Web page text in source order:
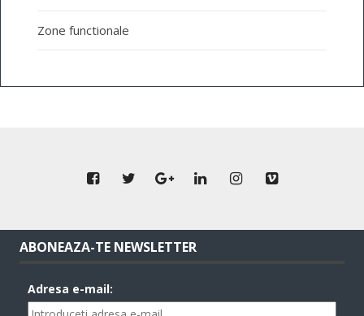
Zone functionale
ABONEAZA-TE NEWSLETTER
Adresa e-mail: